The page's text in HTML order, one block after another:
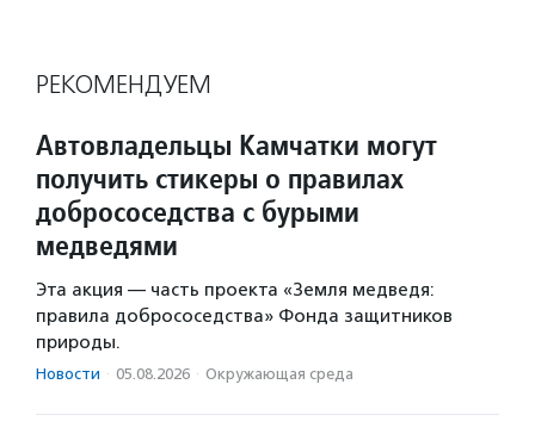
РЕКОМЕНДУЕМ
Автовладельцы Камчатки могут
получить стикеры о правилах
добрососедства с бурыми
медведями
Эта акция — часть проекта «Земля медведя:
правила добрососедства» Фонда защитников
природы.
Новости · 05.08.2026 · Окружающая среда